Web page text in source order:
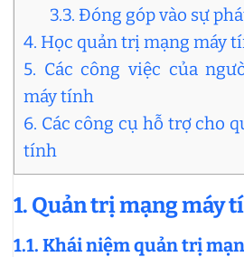
3.3. Đóng góp vào sự
4. Học quản trị mạng máy
5. Các công việc của
máy tính
6. Các công cụ hỗ trợ cho
tính
1. Quản trị mạng máy
1.1. Khái niệm quản trị